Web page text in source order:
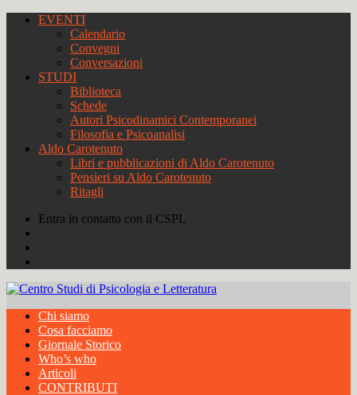
EVENTI
Calendario
Convegni
Conversazioni
STUDI
Biblioteca
Schede
Autori Psicodinamici Contemporanei
Filosofia e Psicoanalisi
Aldo Carotenuto
Libri e pubblicazioni di Aldo Carotenuto
Pensieri su Aldo Carotenuto
Ritagli
Entra in contatto con il CSPL
Chi siamo
Cosa facciamo
Giornale Storico
Who’s who
Articoli
CONTRIBUTI